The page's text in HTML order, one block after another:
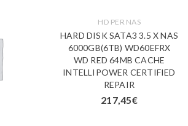
HD PER NAS
HARD DISK SATA3 3.5 X NAS
6000GB(6TB) WD60EFRX
WD RED 64MB CACHE
INTELLIPOWER CERTIFIED
REPAIR
217,45€